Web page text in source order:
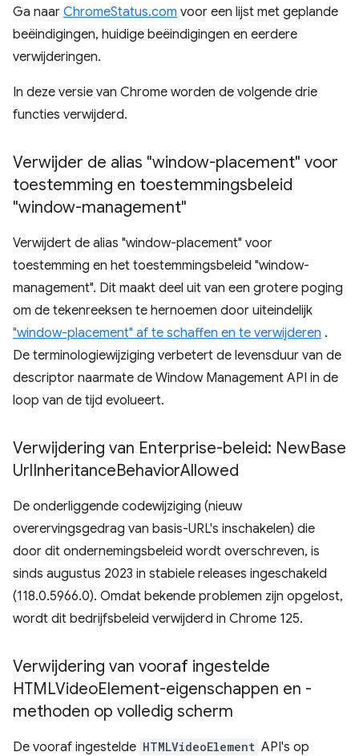
Ga naar ChromeStatus.com voor een lijst met geplande
beëindigingen, huidige beëindigingen en eerdere
verwijderingen.
In deze versie van Chrome worden de volgende drie
functies verwijderd.
Verwijder de alias "window-placement" voor
toestemming en toestemmingsbeleid
"window-management"
Verwijdert de alias "window-placement" voor
toestemming en het toestemmingsbeleid "window-
management". Dit maakt deel uit van een grotere poging
om de tekenreeksen te hernoemen door uiteindelijk
"window-placement" af te schaffen en te verwijderen .
De terminologiewijziging verbetert de levensduur van de
descriptor naarmate de Window Management API in de
loop van de tijd evolueert.
Verwijdering van Enterprise-beleid: NewBase
UrlInheritanceBehaviorAllowed
De onderliggende codewijziging (nieuw
overervingsgedrag van basis-URL's inschakelen) die
door dit ondernemingsbeleid wordt overschreven, is
sinds augustus 2023 in stabiele releases ingeschakeld
(118.0.5966.0). Omdat bekende problemen zijn opgelost,
wordt dit bedrijfsbeleid verwijderd in Chrome 125.
Verwijdering van vooraf ingestelde
HTMLVideoElement-eigenschappen en -
methoden op volledig scherm
De vooraf ingestelde HTMLVideoElement API's op